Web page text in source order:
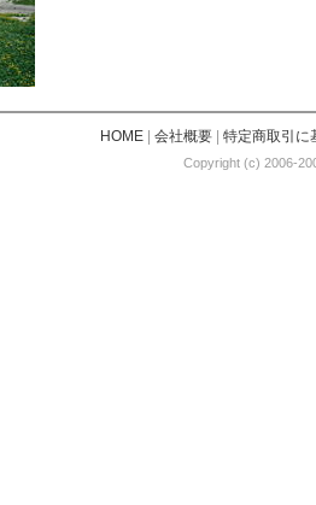
HOME| 会社概要| 特定商取引に
Copyright (c) 2006-